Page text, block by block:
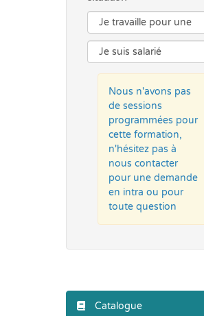
Nous n'avons pas
de sessions
programmées pour
cette formation,
n'hésitez pas à
nous contacter
pour une demande
en intra ou pour
toute question
Catalogue